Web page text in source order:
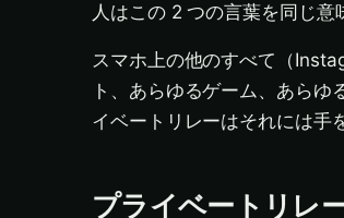
人はこの 2 つの言葉を同じ意
スマホ上の他のすべて（
ト、あらゆるゲーム、あら
イベートリレーはそれには手
プライベートリレ